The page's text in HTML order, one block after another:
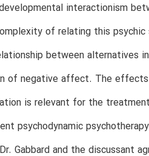
interactionism
of relating this
between alternatives
of negative affect. The
is relevant for the
psychodynamic
Gabbard and the discussant